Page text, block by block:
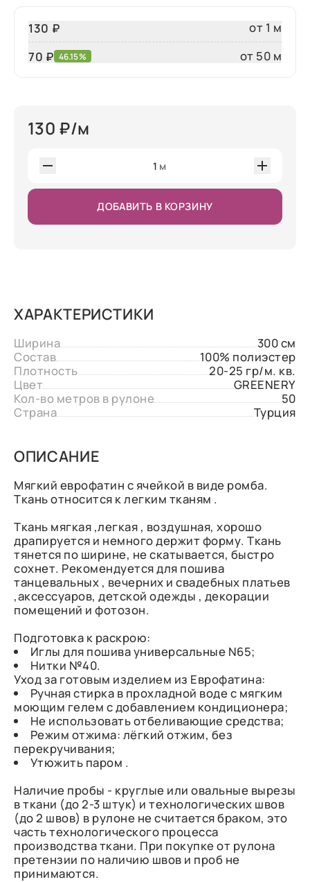
130 ₽
от 1 м
70 ₽ 46.15% от 50 м
130 ₽/м
1 м
ДОБАВИТЬ В КОРЗИНУ
ХАРАКТЕРИСТИКИ
Ширина
300 см
Состав
100% полиэстер
Плотность
20-25 гр/м. кв.
Цвет
GREENERY
Кол-во метров в рулоне
50
Страна
Турция
ОПИСАНИЕ
Мягкий еврофатин с ячейкой в виде ромба.
Ткань относится к легким тканям .
Ткань мягкая ,легкая , воздушная, хорошо
драпируется и немного держит форму. Ткань
тянется по ширине, не скатывается, быстро
сохнет. Рекомендуется для пошива
танцевальных , вечерних и свадебных платьев
,аксессуаров, детской одежды , декорации
помещений и фотозон.
Подготовка к раскрою:
Иглы для пошива универсальные N65;
Нитки №40.
Уход за готовым изделием из Еврофатина:
Ручная стирка в прохладной воде с мягким
моющим гелем с добавлением кондиционера;
Не использовать отбеливающие средства;
Режим отжима: лёгкий отжим, без
перекручивания;
Утюжить паром .
Наличие пробы - круглые или овальные вырезы
в ткани (до 2-3 штук) и технологических швов
(до 2 швов) в рулоне не считается браком, это
часть технологического процесса
производства ткани. При покупке от рулона
претензии по наличию швов и проб не
принимаются.